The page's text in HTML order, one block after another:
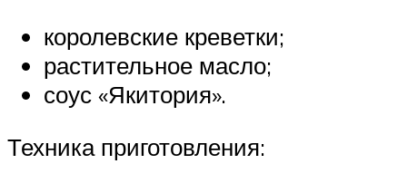
королевские креветки;
растительное масло;
соус «Якитория».
Техника приготовления: